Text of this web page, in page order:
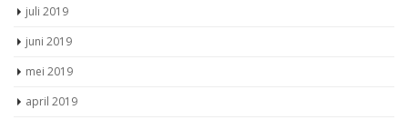
juli 2019
juni 2019
mei 2019
april 2019